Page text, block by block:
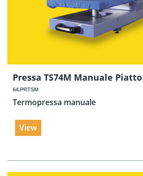
Pressa TS74M Manuale
64.PRTSM
Termopressa manuale
View